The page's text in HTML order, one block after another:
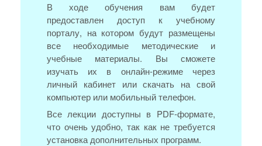
В ходе обучения вам будет
предоставлен доступ к учебному
порталу, на котором будут размещены
все необходимые методические и
учебные материалы. Вы сможете
изучать их в онлайн-режиме через
личный кабинет или скачать на свой
компьютер или мобильный телефон.
Все лекции доступны в PDF-формате,
что очень удобно, так как не требуется
установка дополнительных программ.